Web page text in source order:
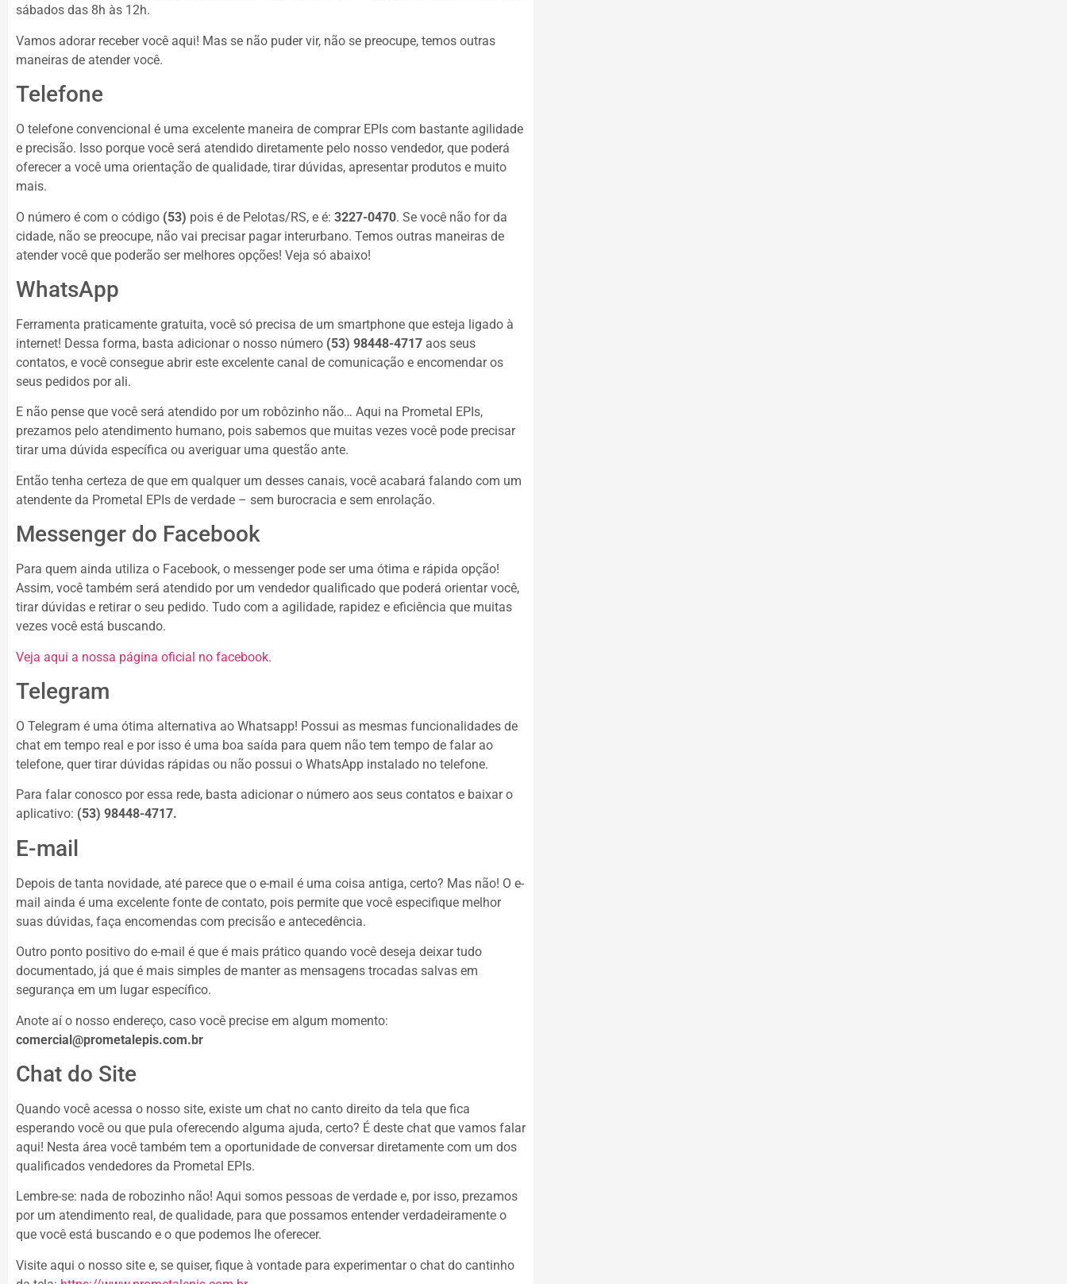
sábados das 8h às 12h.
Vamos adorar receber você aqui! Mas se não puder vir, não se preocupe, temos outras
maneiras de atender você.
Telefone
O telefone convencional é uma excelente maneira de comprar EPIs com bastante agilidade
e precisão. Isso porque você será atendido diretamente pelo nosso vendedor, que poderá
oferecer a você uma orientação de qualidade, tirar dúvidas, apresentar produtos e muito
mais.
O número é com o código (53) pois é de Pelotas/RS, e é: 3227-0470. Se você não for da
cidade, não se preocupe, não vai precisar pagar interurbano. Temos outras maneiras de
atender você que poderão ser melhores opções! Veja só abaixo!
WhatsApp
Ferramenta praticamente gratuita, você só precisa de um smartphone que esteja ligado à
internet! Dessa forma, basta adicionar o nosso número (53) 98448-4717 aos seus
contatos, e você consegue abrir este excelente canal de comunicação e encomendar os
seus pedidos por ali.
E não pense que você será atendido por um robôzinho não… Aqui na Prometal EPIs,
prezamos pelo atendimento humano, pois sabemos que muitas vezes você pode precisar
tirar uma dúvida específica ou averiguar uma questão ante.
Então tenha certeza de que em qualquer um desses canais, você acabará falando com um
atendente da Prometal EPIs de verdade – sem burocracia e sem enrolação.
Messenger do Facebook
Para quem ainda utiliza o Facebook, o messenger pode ser uma ótima e rápida opção!
Assim, você também será atendido por um vendedor qualificado que poderá orientar você,
tirar dúvidas e retirar o seu pedido. Tudo com a agilidade, rapidez e eficiência que muitas
vezes você está buscando.
Veja aqui a nossa página oficial no facebook.
Telegram
O Telegram é uma ótima alternativa ao Whatsapp! Possui as mesmas funcionalidades de
chat em tempo real e por isso é uma boa saída para quem não tem tempo de falar ao
telefone, quer tirar dúvidas rápidas ou não possui o WhatsApp instalado no telefone.
Para falar conosco por essa rede, basta adicionar o número aos seus contatos e baixar o
aplicativo: (53) 98448-4717.
E-mail
Depois de tanta novidade, até parece que o e-mail é uma coisa antiga, certo? Mas não! O e-
mail ainda é uma excelente fonte de contato, pois permite que você especifique melhor
suas dúvidas, faça encomendas com precisão e antecedência.
Outro ponto positivo do e-mail é que é mais prático quando você deseja deixar tudo
documentado, já que é mais simples de manter as mensagens trocadas salvas em
segurança em um lugar específico.
Anote aí o nosso endereço, caso você precise em algum momento:
comercial@prometalepis.com.br
Chat do Site
Quando você acessa o nosso site, existe um chat no canto direito da tela que fica
esperando você ou que pula oferecendo alguma ajuda, certo? É deste chat que vamos falar
aqui! Nesta área você também tem a oportunidade de conversar diretamente com um dos
qualificados vendedores da Prometal EPIs.
Lembre-se: nada de robozinho não! Aqui somos pessoas de verdade e, por isso, prezamos
por um atendimento real, de qualidade, para que possamos entender verdadeiramente o
que você está buscando e o que podemos lhe oferecer.
Visite aqui o nosso site e, se quiser, fique à vontade para experimentar o chat do cantinho